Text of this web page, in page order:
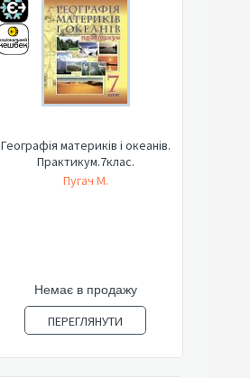
Географія материків і океанів.
Практикум.7клас.
Пугач М.
Немає в продажу
ПЕРЕГЛЯНУТИ